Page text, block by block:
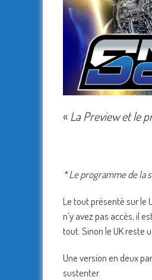
« La Preview et le
* Le programme de la
Le tout présenté sur le
n’y avez pas accès, il
tout. Sinon le UK reste
Une version en deux
sustenter.